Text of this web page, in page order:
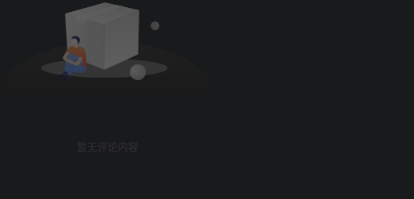
暂无评论内容